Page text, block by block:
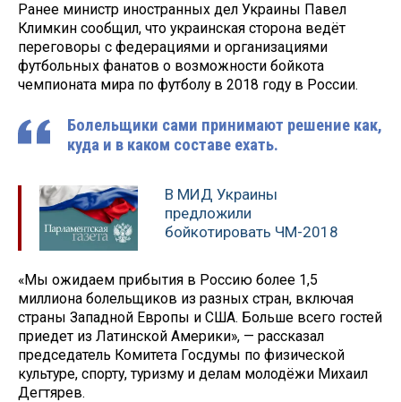
Ранее министр иностранных дел Украины Павел
Климкин сообщил, что украинская сторона ведёт
переговоры с федерациями и организациями
футбольных фанатов о возможности бойкота
чемпионата мира по футболу в 2018 году в России.
Болельщики сами принимают решение как,
куда и в каком составе ехать.
В МИД Украины
предложили
бойкотировать ЧМ-2018
«Мы ожидаем прибытия в Россию более 1,5
миллиона болельщиков из разных стран, включая
страны Западной Европы и США. Больше всего гостей
приедет из Латинской Америки», — рассказал
председатель Комитета Госдумы по физической
культуре, спорту, туризму и делам молодёжи Михаил
Дегтярев.